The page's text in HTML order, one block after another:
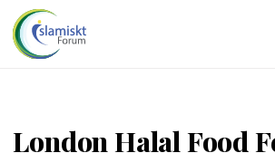
London Halal Food